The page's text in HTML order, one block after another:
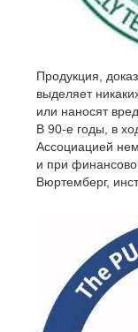
Продукция,
выделяет
или наносят
В 90-е годы, в
Ассоциацией
и при
Вюртемберг,
компаниями в
обоснованную
воздействия
использования
Впервые живые
биосенсоров